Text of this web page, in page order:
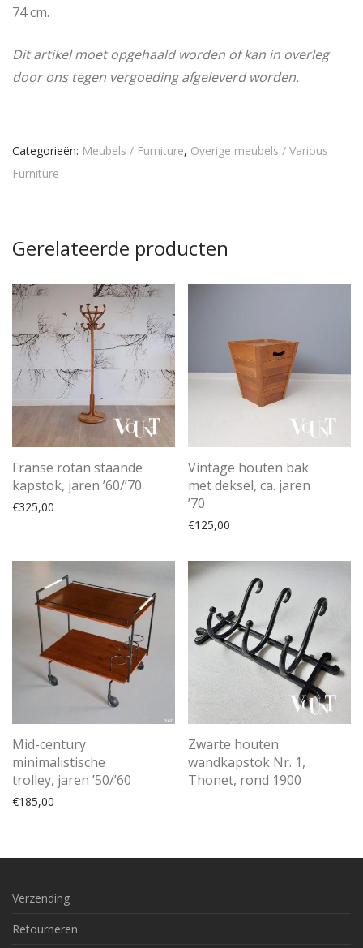
74 cm.
Dit artikel moet opgehaald worden of kan in overleg
door ons tegen vergoeding afgeleverd worden.
Categorieën: Meubels / Furniture, Overige meubels / Various
Furniture
Gerelateerde producten
Franse rotan staande
kapstok, jaren ’60/’70
€325,00
Vintage houten bak
met deksel, ca. jaren
’70
€125,00
Mid-century
minimalistische
trolley, jaren ’50/’60
€185,00
Zwarte houten
wandkapstok Nr. 1,
Thonet, rond 1900
Verzending
Retourneren